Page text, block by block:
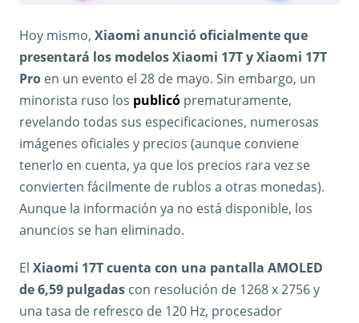
Hoy mismo, Xiaomi anunció oficialmente que
presentará los modelos Xiaomi 17T y Xiaomi 17T
Pro en un evento el 28 de mayo. Sin embargo, un
minorista ruso los publicó prematuramente,
revelando todas sus especificaciones, numerosas
imágenes oficiales y precios (aunque conviene
tenerlo en cuenta, ya que los precios rara vez se
convierten fácilmente de rublos a otras monedas).
Aunque la información ya no está disponible, los
anuncios se han eliminado.
El Xiaomi 17T cuenta con una pantalla AMOLED
de 6,59 pulgadas con resolución de 1268 x 2756 y
una tasa de refresco de 120 Hz, procesador